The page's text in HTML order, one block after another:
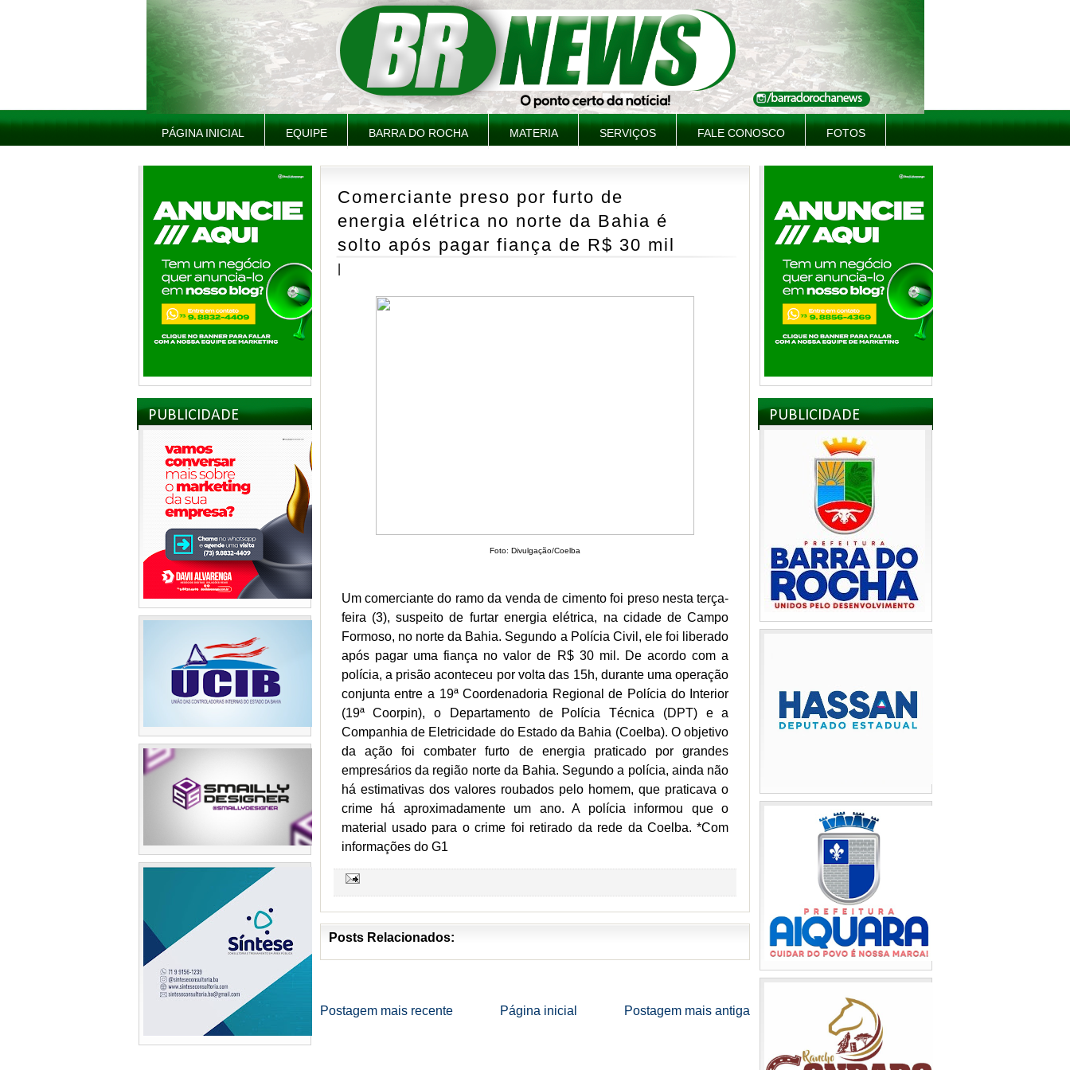
PÁGINA INICIAL EQUIPE BARRA DO ROCHA MATERIA SERVIÇOS FALE CONOSCO FOTOS
PUBLICIDADE
Comerciante preso por furto de
energia elétrica no norte da Bahia é
solto após pagar fiança de R$ 30 mil
Foto: Divulgação/Coelba
Um comerciante do ramo da venda de cimento foi preso nesta terça-
feira (3), suspeito de furtar energia elétrica, na cidade de Campo
Formoso, no norte da Bahia. Segundo a Polícia Civil, ele foi liberado
após pagar uma fiança no valor de R$ 30 mil. De acordo com a
polícia, a prisão aconteceu por volta das 15h, durante uma operação
conjunta entre a 19ª Coordenadoria Regional de Polícia do Interior
(19ª Coorpin), o Departamento de Polícia Técnica (DPT) e a
Companhia de Eletricidade do Estado da Bahia (Coelba). O objetivo
da ação foi combater furto de energia praticado por grandes
empresários da região norte da Bahia. Segundo a polícia, ainda não
há estimativas dos valores roubados pelo homem, que praticava o
crime há aproximadamente um ano. A polícia informou que o
material usado para o crime foi retirado da rede da Coelba. *Com
informações do G1
Posts Relacionados:
Postagem mais recente Postagem mais antiga
Página inicial
PUBLICIDADE